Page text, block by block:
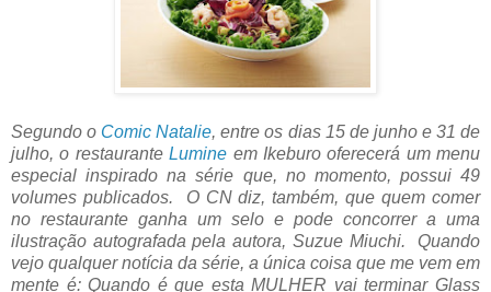
Segundo o Comic Natalie, entre os dias 15 de junho e 31 de
julho, o restauranteLumine em Ikeburo oferecerá um menu
especial inspirado na série que, no momento, possui 49
volumes publicados. O CN diz, também, que quem comer
no restaurante ganha um selo e pode concorrer a uma
ilustração autografada pela autora, Suzue Miuchi. Quando
vejo qualquer notícia da série, a única coisa que me vem em
mente é: Quando é que esta MULHER vai terminar Glass